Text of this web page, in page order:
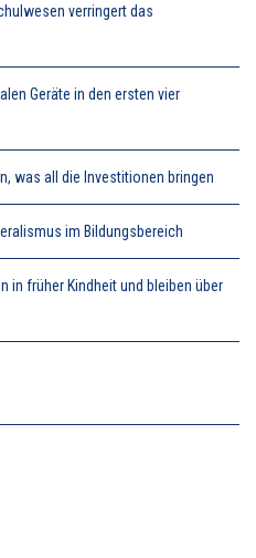
verringert das
Geräte in den ersten vier
was all die Investitionen bringen
im Bildungsbereich
in früher Kindheit und bleiben über